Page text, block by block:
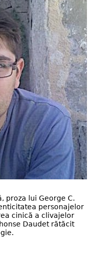
proza lui George C.
personajelor
cinică a clivajelor
Daudet rătăcit